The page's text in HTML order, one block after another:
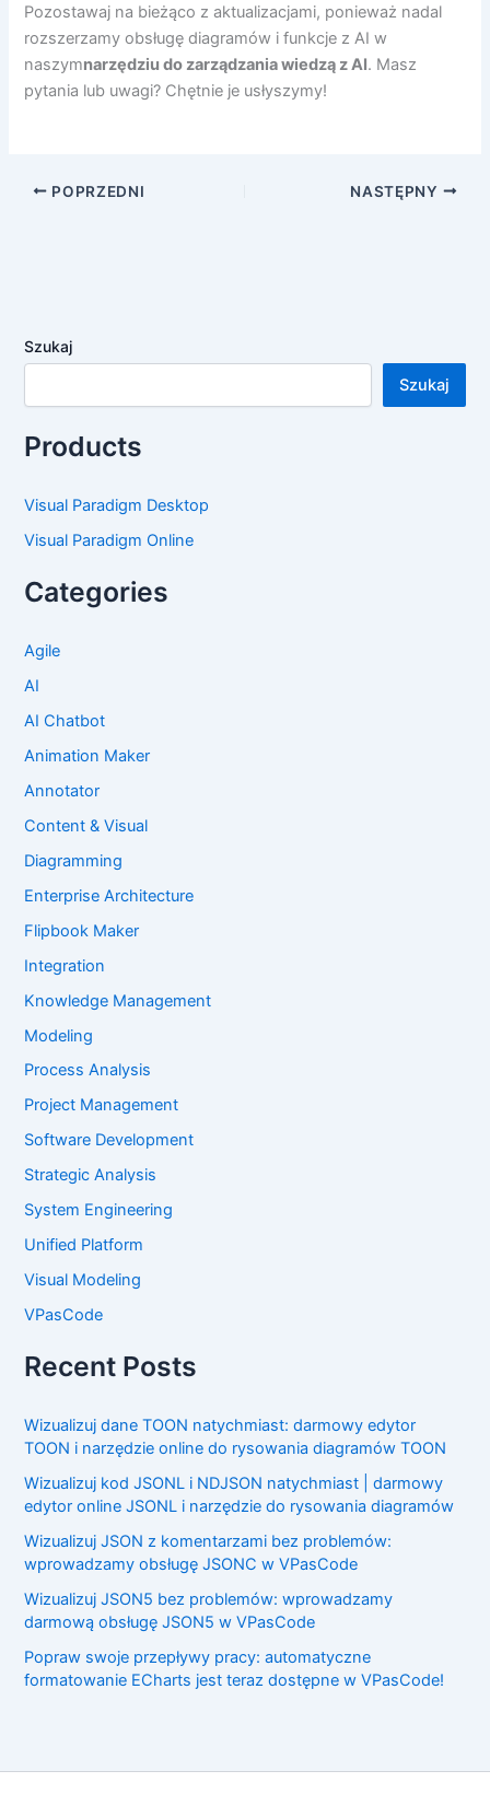
Pozostawaj na bieżąco z aktualizacjami, ponieważ nadal
rozszerzamy obsługę diagramów i funkcje z AI w
naszymnarzędziu do zarządzania wiedzą z AI. Masz
pytania lub uwagi? Chętnie je usłyszymy!
POPRZEDNI NASTĘPNY
Szukaj
Szukaj
Products
Visual Paradigm Desktop
Visual Paradigm Online
Categories
Agile
AI
AI Chatbot
Animation Maker
Annotator
Content & Visual
Diagramming
Enterprise Architecture
Flipbook Maker
Integration
Knowledge Management
Modeling
Process Analysis
Project Management
Software Development
Strategic Analysis
System Engineering
Unified Platform
Visual Modeling
VPasCode
Recent Posts
Wizualizuj dane TOON natychmiast: darmowy edytor
TOON i narzędzie online do rysowania diagramów TOON
Wizualizuj kod JSONL i NDJSON natychmiast | darmowy
edytor online JSONL i narzędzie do rysowania diagramów
Wizualizuj JSON z komentarzami bez problemów:
wprowadzamy obsługę JSONC w VPasCode
Wizualizuj JSON5 bez problemów: wprowadzamy
darmową obsługę JSON5 w VPasCode
Popraw swoje przepływy pracy: automatyczne
formatowanie ECharts jest teraz dostępne w VPasCode!